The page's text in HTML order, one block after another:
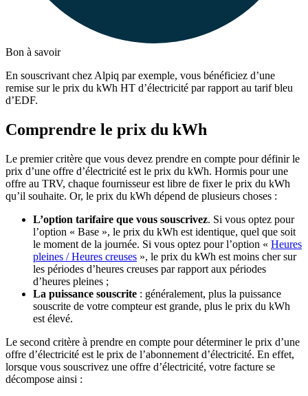
Bon à savoir
En souscrivant chez Alpiq par exemple, vous bénéficiez d’une
remise sur le prix du kWh HT d’électricité par rapport au tarif bleu
d’EDF.
Comprendre le prix du kWh
Le premier critère que vous devez prendre en compte pour définir le
prix d’une offre d’électricité est le prix du kWh. Hormis pour une
offre au TRV, chaque fournisseur est libre de fixer le prix du kWh
qu’il souhaite. Or, le prix du kWh dépend de plusieurs choses :
L’option tarifaire que vous souscrivez. Si vous optez pour
l’option « Base », le prix du kWh est identique, quel que soit
le moment de la journée. Si vous optez pour l’option « Heures
pleines / Heures creuses », le prix du kWh est moins cher sur
les périodes d’heures creuses par rapport aux périodes
d’heures pleines ;
La puissance souscrite : généralement, plus la puissance
souscrite de votre compteur est grande, plus le prix du kWh
est élevé.
Le second critère à prendre en compte pour déterminer le prix d’une
offre d’électricité est le prix de l’abonnement d’électricité. En effet,
lorsque vous souscrivez une offre d’électricité, votre facture se
décompose ainsi :